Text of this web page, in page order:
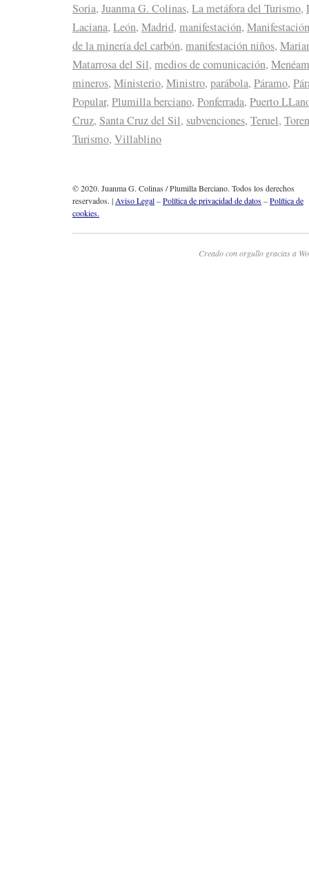
Soria, Juanma G. Colinas, La metáfora del Turismo,
Laciana, León, Madrid, manifestación,
de la minería del carbón, manifestación niños,
Matarrosa del Sil, medios de comunicación,
mineros, Ministerio, Ministro, parábola, Páramo,
Popular, Plumilla berciano, Ponferrada, Puerto
Cruz, Santa Cruz del Sil, subvenciones, Teruel,
Turismo, Villablino
© 2020. Juanma G. Colinas / Plumilla Berciano. Todos los derechos
reservados. | Aviso Legal–Política de privacidad de datos–Política de
cookies.
Creado con orgullo gracias a